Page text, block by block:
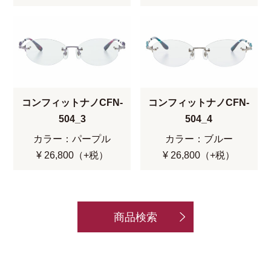
コンフィットナノCFN-
504_3
カラー：パープル
¥ 26,800（+税）
コンフィットナノCFN-
504_4
カラー：ブルー
¥ 26,800（+税）
商品検索